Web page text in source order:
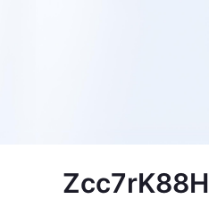
Zcc7rK88H